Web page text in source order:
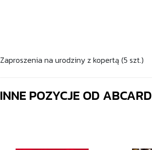
Zaproszenia na urodziny z kopertą (5 szt.)
INNE POZYCJE OD ABCARD